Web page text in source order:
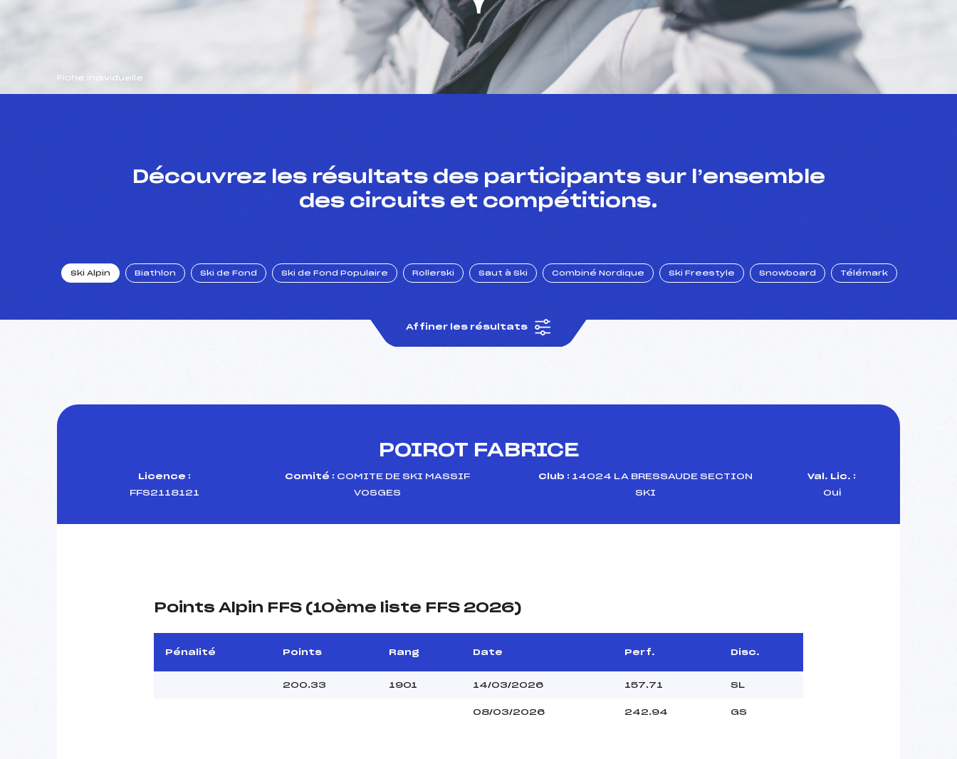
Fiche individuelle
Découvrez les résultats des participants sur l’ensemble
des circuits et compétitions.
Ski Alpin Biathlon Ski de Fond Ski de Fond Populaire Rollerski Saut à Ski Combiné Nordique Ski Freestyle Snowboard Télémark
Affiner les résultats
POIROT FABRICE
Licence :
FFS2118121
Comité : COMITE DE SKI MASSIF
VOSGES
Club : 14024 LA BRESSAUDE SECTION
SKI
Val. Lic. :
Oui
Points Alpin FFS (10ème liste FFS 2026)
Pénalité Points Rang Date Perf. Disc.
200.33 1901 14/03/2026 157.71 SL
08/03/2026 242.94 GS